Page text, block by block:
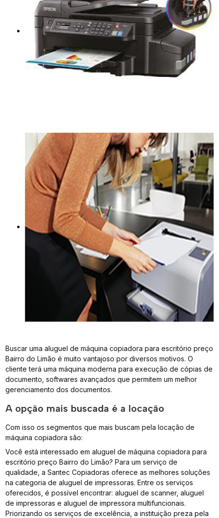
Buscar uma aluguel de máquina copiadora para escritório preço
Bairro do Limão é muito vantajoso por diversos motivos. O
cliente terá uma máquina moderna para execução de cópias de
documento, softwares avançados que permitem um melhor
gerenciamento dos documentos.
A opção mais buscada é a locação
Com isso os segmentos que mais buscam pela locação de
máquina copiadora são:
Você está interessado em aluguel de máquina copiadora para
escritório preço Bairro do Limão? Para um serviço de
qualidade, a Santec Copiadoras oferece as melhores soluções
na categoria de aluguel de impressoras. Entre os serviços
oferecidos, é possível encontrar: aluguel de scanner, aluguel
de impressoras e aluguel de impressora multifuncionais.
Priorizando os serviços de excelência, a instituição preza pela